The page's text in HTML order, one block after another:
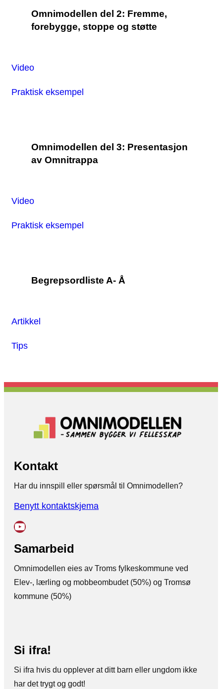
Omnimodellen del 2: Fremme,
forebygge, stoppe og støtte
Video
Praktisk eksempel
Omnimodellen del 3: Presentasjon
av Omnitrappa
Video
Praktisk eksempel
Begrepsordliste A- Å
Artikkel
Tips
Kontakt
Har du innspill eller spørsmål til Omnimodellen?
Benytt kontaktskjema
YouTube
Samarbeid
Omnimodellen eies av Troms fylkeskommune ved
Elev-, lærling og mobbeombudet (50%) og Tromsø
kommune (50%)
Si ifra!
Si ifra hvis du opplever at ditt barn eller ungdom ikke
har det trygt og godt!